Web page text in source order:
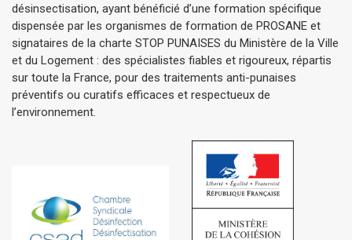
désinsectisation, ayant bénéficié d’une formation spécifique
dispensée par les organismes de formation de PROSANE et
signataires de la charte STOP PUNAISES du Ministère de la Ville
et du Logement : des spécialistes fiables et rigoureux, répartis
sur toute la France, pour des traitements anti-punaises
préventifs ou curatifs efficaces et respectueux de
l’environnement.